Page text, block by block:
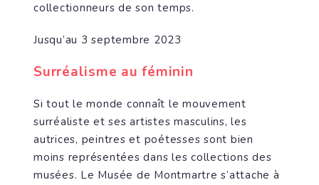
collectionneurs de son temps.
Jusqu’au 3 septembre 2023
Surréalisme au féminin
Si tout le monde connaît le mouvement
surréaliste et ses artistes masculins, les
autrices, peintres et poétesses sont bien
moins représentées dans les collections des
musées. Le Musée de Montmartre s’attache à